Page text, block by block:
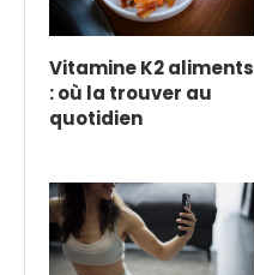
Vitamine K2 aliments
: où la trouver au
quotidien